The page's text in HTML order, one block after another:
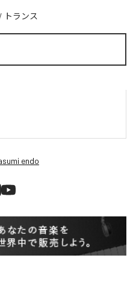
/ トランス
endo